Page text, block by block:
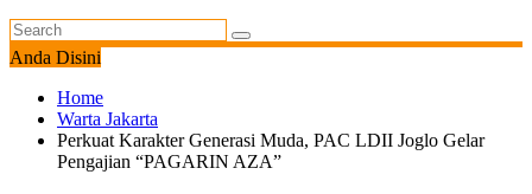
Anda Disini
Home
Warta Jakarta
Perkuat Karakter Generasi Muda, PAC LDII Joglo Gelar
Pengajian “PAGARIN AZA”